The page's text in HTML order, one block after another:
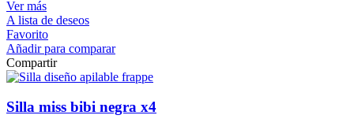
Ver más
A lista de deseos
Favorito
Añadir para comparar
Compartir
Silla miss bibi negra x4